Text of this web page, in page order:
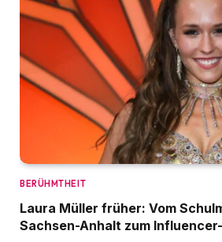
BERÜHMTHEIT
Laura Müller früher: Vom
Sachsen-Anhalt zum